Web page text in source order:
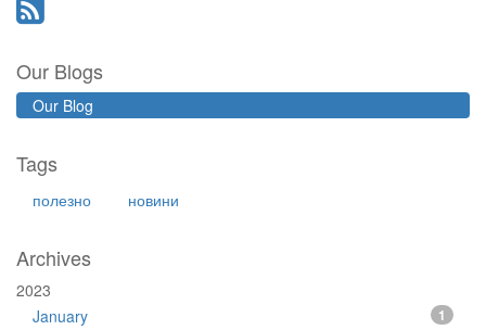
Our Blogs
Our Blog
Tags
полезно новини
Archives
2023
January
1